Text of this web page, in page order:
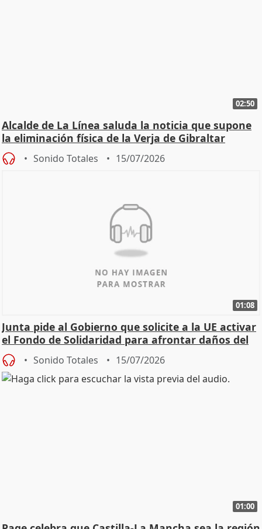
02:50
Alcalde de La Línea saluda la noticia que supone
la eliminación física de la Verja de Gibraltar
Sonido Totales 15/07/2026
01:08
Junta pide al Gobierno que solicite a la UE activar
el Fondo de Solidaridad para afrontar daños del
Sonido Totales 15/07/2026
01:00